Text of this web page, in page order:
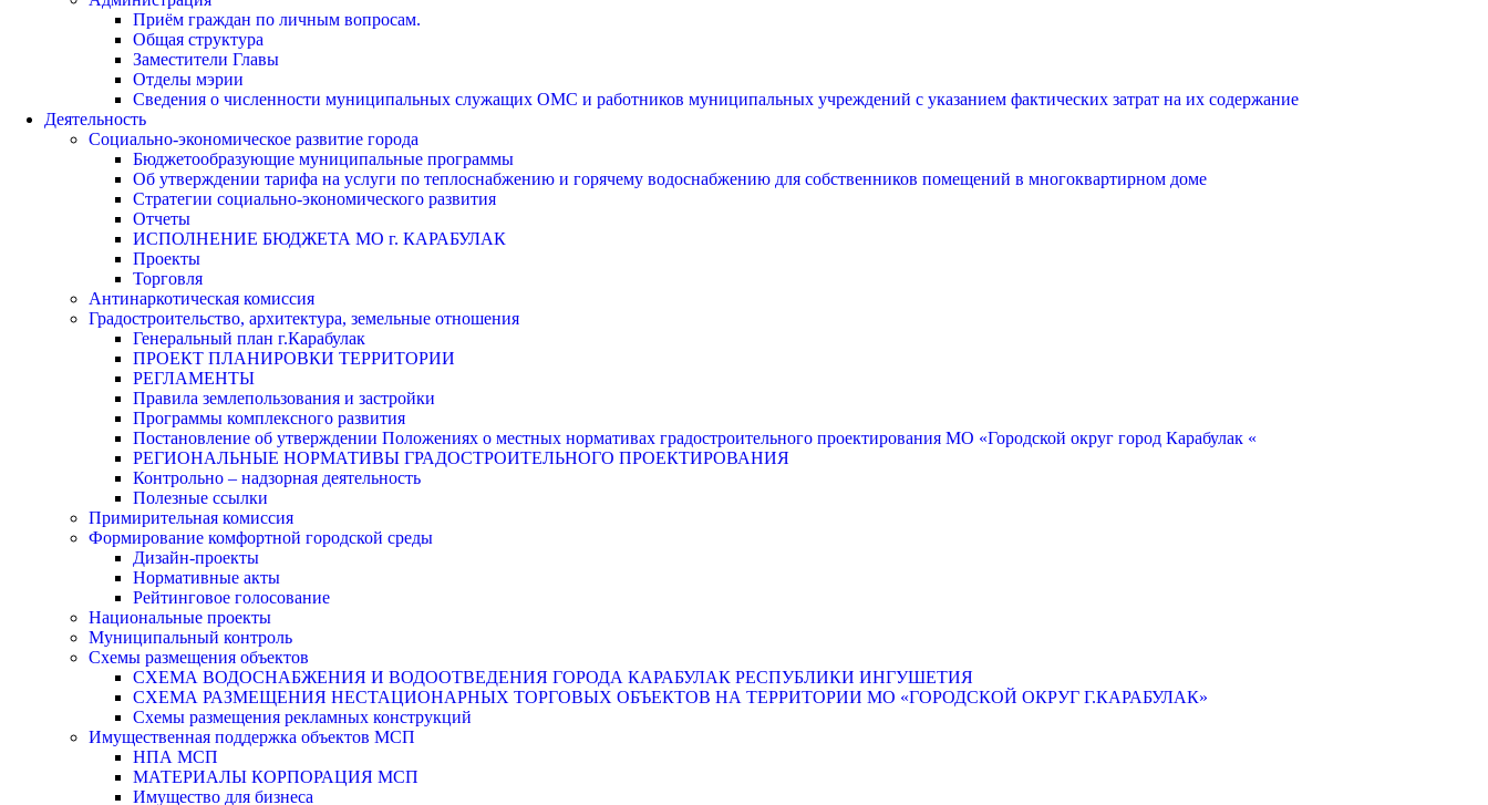
Приём граждан по личным вопросам.
Общая структура
Заместители Главы
Отделы мэрии
Сведения о численности муниципальных служащих ОМС и работников муниципальных учреждений с указанием фактических затрат на их содержание
Деятельность
Социально-экономическое развитие города
Бюджетообразующие муниципальные программы
Об утверждении тарифа на услуги по теплоснабжению и горячему водоснабжению для собственников помещений в многоквартирном доме
Стратегии социально-экономического развития
Отчеты
ИСПОЛНЕНИЕ БЮДЖЕТА МО г. КАРАБУЛАК
Проекты
Торговля
Антинаркотическая комиссия
Градостроительство, архитектура, земельные отношения
Генеральный план г.Карабулак
ПРОЕКТ ПЛАНИРОВКИ ТЕРРИТОРИИ
РЕГЛАМЕНТЫ
Правила землепользования и застройки
Программы комплексного развития
Постановление об утверждении Положениях о местных нормативах градостроительного проектирования МО «Городской округ город Карабулак «
РЕГИОНАЛЬНЫЕ НОРМАТИВЫ ГРАДОСТРОИТЕЛЬНОГО ПРОЕКТИРОВАНИЯ
Контрольно – надзорная деятельность
Полезные ссылки
Примирительная комиссия
Формирование комфортной городской среды
Дизайн-проекты
Нормативные акты
Рейтинговое голосование
Национальные проекты
Муниципальный контроль
Схемы размещения объектов
СХЕМА ВОДОСНАБЖЕНИЯ И ВОДООТВЕДЕНИЯ ГОРОДА КАРАБУЛАК РЕСПУБЛИКИ ИНГУШЕТИЯ
СХЕМА РАЗМЕЩЕНИЯ НЕСТАЦИОНАРНЫХ ТОРГОВЫХ ОБЪЕКТОВ НА ТЕРРИТОРИИ МО «ГОРОДСКОЙ ОКРУГ Г.КАРАБУЛАК»
Схемы размещения рекламных конструкций
Имущественная поддержка объектов МСП
НПА МСП
МАТЕРИАЛЫ КОРПОРАЦИЯ МСП
Имущество для бизнеса